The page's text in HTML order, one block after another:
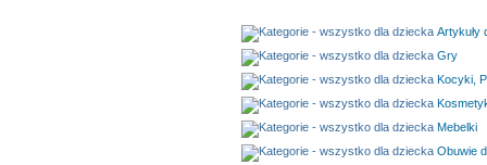
Artykuły
Gry
Kocyki,
Mebelki
Obuwie